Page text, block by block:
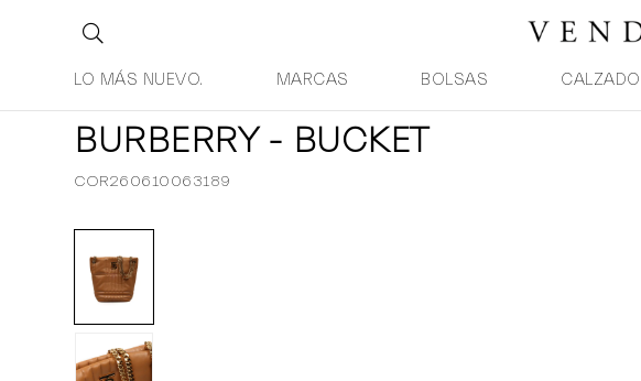
LO MÁS NUEVO. MARCAS BOLSAS CALZADO
BURBERRY - BUCKET
COR260610063189